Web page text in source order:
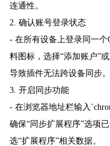
连通性。
2. 确认账号登录状态
- 在所有设备上登录同一个
料图标，选择“添加账户”
导致插件无法跨设备同步。
3. 开启同步功能
- 在浏览器地址栏输入
确保“同步扩展程序”选项
选“扩展程序”相关数据。